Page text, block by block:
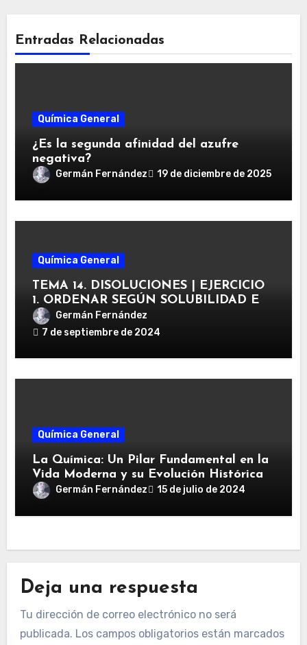
Entradas Relacionadas
Química General
¿Es la segunda afinidad del azufre
negativa?
Germán Fernández 19 de diciembre de 2025
Química General
TEMA 14. DISOLUCIONES | EJERCICIO
1. ORDENAR SEGÚN SOLUBILIDAD EN
AGUA LAS SUSTANCIAS
Germán Fernández
7 de septiembre de 2024
Química General
La Química: Un Pilar Fundamental en la
Vida Moderna y su Evolución Histórica
Germán Fernández 15 de julio de 2024
Deja una respuesta
Tu dirección de correo electrónico no será
publicada. Los campos obligatorios están marcados